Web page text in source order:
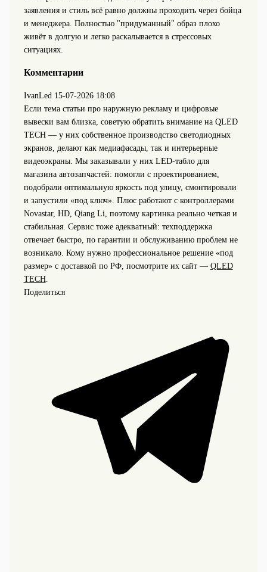
заявления и стиль всё равно должны проходить через бойца
и менеджера. Полностью "придуманный" образ плохо
живёт в долгую и легко раскалывается в стрессовых
ситуациях.
Комментарии
IvanLed 15-07-2026 18:08
Если тема статьи про наружную рекламу и цифровые
вывески вам близка, советую обратить внимание на QLED
TECH — у них собственное производство светодиодных
экранов, делают как медиафасады, так и интерьерные
видеоэкраны. Мы заказывали у них LED‑табло для
магазина автозапчастей: помогли с проектированием,
подобрали оптимальную яркость под улицу, смонтировали
и запустили «под ключ». Плюс работают с контроллерами
Novastar, HD, Qiang Li, поэтому картинка реально четкая и
стабильная. Сервис тоже адекватный: техподдержка
отвечает быстро, по гарантии и обслуживанию проблем не
возникало. Кому нужно профессиональное решение «под
размер» с доставкой по РФ, посмотрите их сайт — QLED
TECH.
Поделиться